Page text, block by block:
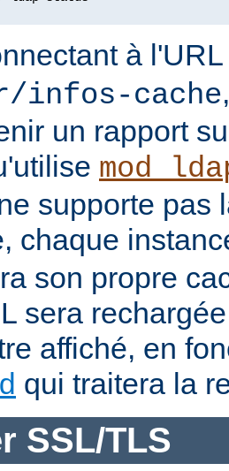
à
infos-cache
un rapport
supporte pas
chaque
son propre
sera
affiché, en
qui traitera la
SSL/TLS